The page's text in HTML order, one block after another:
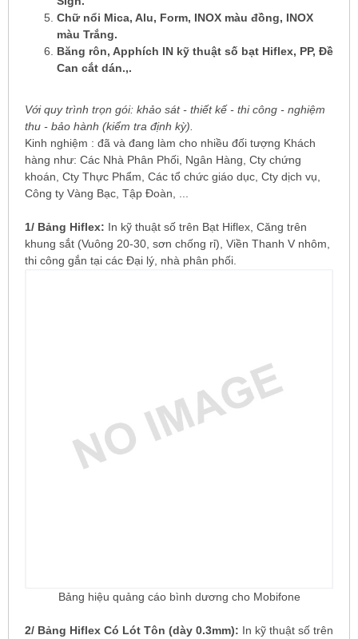
Chữ nổi Mica, Alu, Form, INOX màu đồng, INOX
màu Trắng.
Băng rôn, Apphích IN kỹ thuật số bạt Hiflex, PP, Đề
Can cắt dán.,.
Với quy trình trọn gói: khảo sát - thiết kế - thi công - nghiệm
thu - bảo hành (kiểm tra định kỳ).
Kinh nghiệm : đã và đang làm cho nhiều đối tượng Khách
hàng như: Các Nhà Phân Phối, Ngân Hàng, Cty chứng
khoán, Cty Thực Phẩm, Các tổ chức giáo dục, Cty dịch vụ,
Công ty Vàng Bạc, Tập Đoàn, ...
1/ Bảng Hiflex: In kỹ thuật số trên Bạt Hiflex, Căng trên
khung sắt (Vuông 20-30, sơn chống rỉ), Viền Thanh V nhôm,
thi công gắn tại các Đại lý, nhà phân phối.
Bảng hiệu quảng cáo bình dương cho Mobifone
2/ Bảng Hiflex Có Lót Tôn (dày 0.3mm): In kỹ thuật số trên